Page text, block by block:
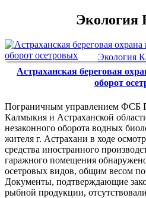
Экология
Экология
Астраханская береговая
оборот
Пограничным управлением ФСБ
Калмыкия и Астраханской
незаконного оборота водных
жителя г. Астрахани в ходе
средства иностранного
гаражного помещения
осетровых видов, общим весом
Документы, подтверждающие
рыбной продукции,